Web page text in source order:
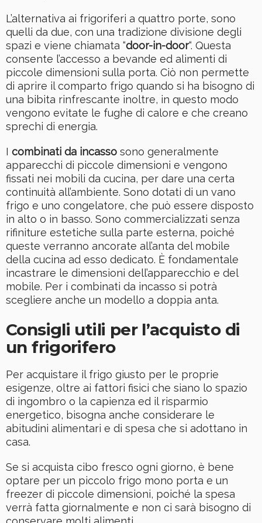
L’alternativa ai frigoriferi a quattro porte, sono
quelli da due, con una tradizione divisione degli
spazi e viene chiamata “door-in-door“. Questa
consente l’accesso a bevande ed alimenti di
piccole dimensioni sulla porta. Ciò non permette
di aprire il comparto frigo quando si ha bisogno di
una bibita rinfrescante inoltre, in questo modo
vengono evitate le fughe di calore e che creano
sprechi di energia.
I combinati da incasso sono generalmente
apparecchi di piccole dimensioni e vengono
fissati nei mobili da cucina, per dare una certa
continuità all’ambiente. Sono dotati di un vano
frigo e uno congelatore, che può essere disposto
in alto o in basso. Sono commercializzati senza
rifiniture estetiche sulla parte esterna, poiché
queste verranno ancorate all’anta del mobile
della cucina ad esso dedicato. È fondamentale
incastrare le dimensioni dell’apparecchio e del
mobile. Per i combinati da incasso si potrà
scegliere anche un modello a doppia anta.
Consigli utili per l’acquisto di
un frigorifero
Per acquistare il frigo giusto per le proprie
esigenze, oltre ai fattori fisici che siano lo spazio
di ingombro o la capienza ed il risparmio
energetico, bisogna anche considerare le
abitudini alimentari e di spesa che si adottano in
casa.
Se si acquista cibo fresco ogni giorno, è bene
optare per un piccolo frigo mono porta e un
freezer di piccole dimensioni, poiché la spesa
verrà fatta giornalmente e non ci sarà bisogno di